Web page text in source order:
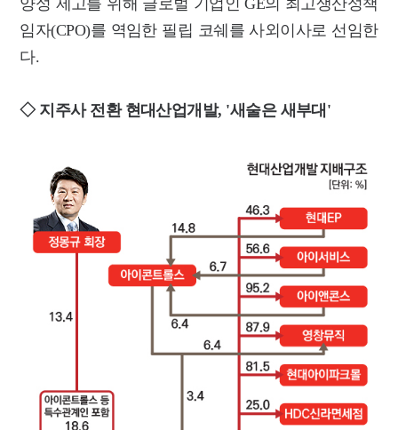
임자(CPO)를 역임한 필립 코쉐를 사외이사로 선임한
다.
◇ 지주사 전환 현대산업개발, '새술은 새부대'